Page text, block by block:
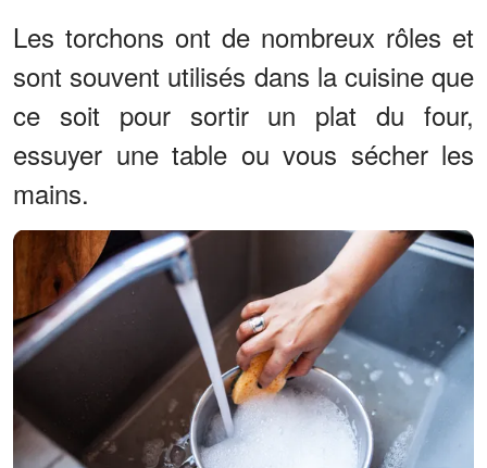
Les torchons ont de nombreux rôles et
sont souvent utilisés dans la cuisine que
ce soit pour sortir un plat du four,
essuyer une table ou vous sécher les
mains.